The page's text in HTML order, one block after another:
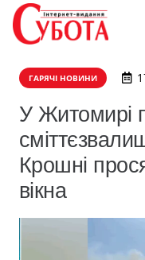
ГАРЯЧІ НОВИНИ
У Житомирі
Крошні
вікна